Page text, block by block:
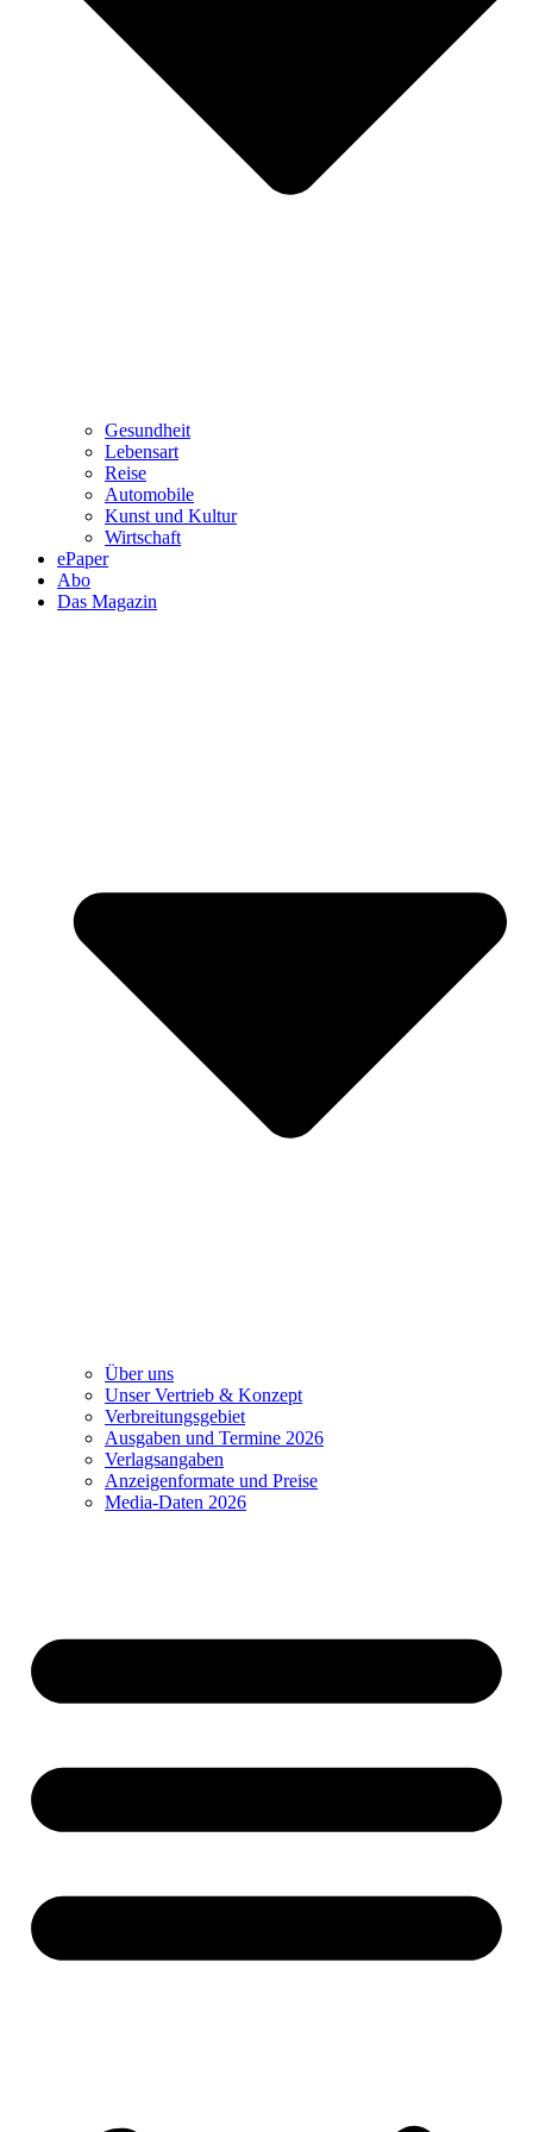
Gesundheit
Lebensart
Reise
Automobile
Kunst und Kultur
Wirtschaft
ePaper
Abo
Das Magazin
Über uns
Unser Vertrieb & Konzept
Verbreitungsgebiet
Ausgaben und Termine 2026
Verlagsangaben
Anzeigenformate und Preise
Media-Daten 2026